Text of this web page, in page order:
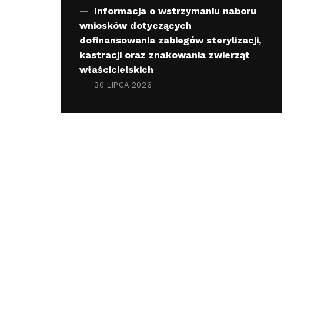
Informacja o wstrzymaniu naboru
wniosków dotyczących
dofinansowania zabiegów sterylizacji,
kastracji oraz znakowania zwierząt
właścicielskich
30 LIPCA 2026